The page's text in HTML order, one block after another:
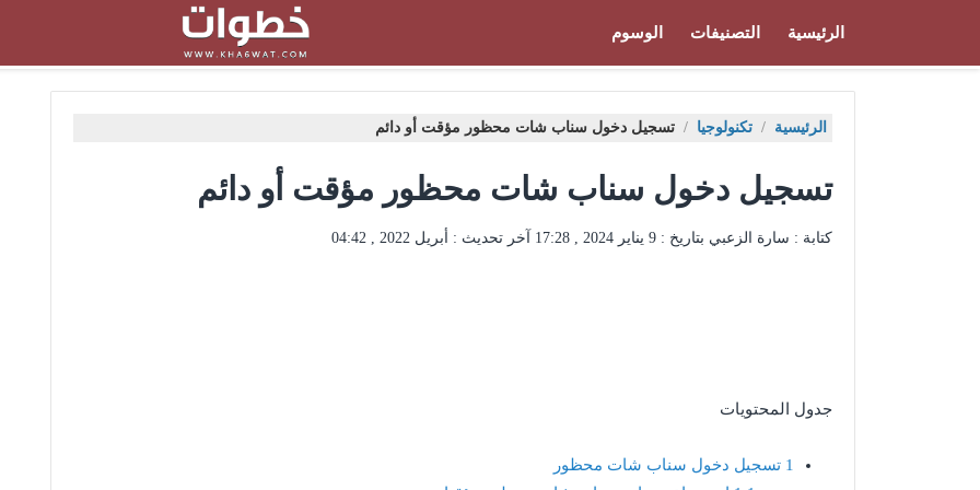
الرئيسية التصنيفات الوسوم
الرئيسية / تكنولوجيا / تسجيل دخول سناب شات محظور مؤقت أو دائم
تسجيل دخول سناب شات محظور مؤقت أو دائم
كتابة : سارة الزعبي بتاريخ : 9 يناير 2024 , 17:28 آخر تحديث : أبريل 2022 , 04:42
جدول المحتويات
1 تسجيل دخول سناب شات محظور